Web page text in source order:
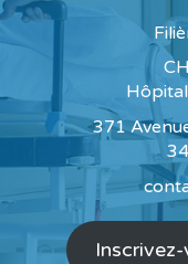
371